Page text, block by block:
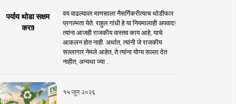
पर्याय थोडा सक्षम
करा!
वय वाढल्यावर माणसाला नैसर्गिकरीत्याच थोडीफार
प्रगल्भता येते. राहुल गांधी हे या नियमालाही अपवाद!
त्यांना आजही राजकीय वास्तव काय आहे, याचे
आकलन होत नाही. अर्थात, त्यांनी जे राजकीय
सल्लागार नेमले आहेत, ते त्यांना योग्य सल्ला देत
नाहीत, अन्यथा ज्या ..
१५ जून २०२६